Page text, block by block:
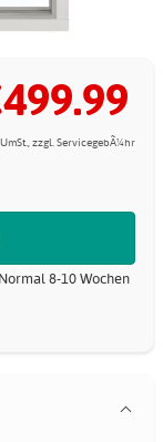
zzgl. ServicegebÃ¼hr
8-10 Wochen